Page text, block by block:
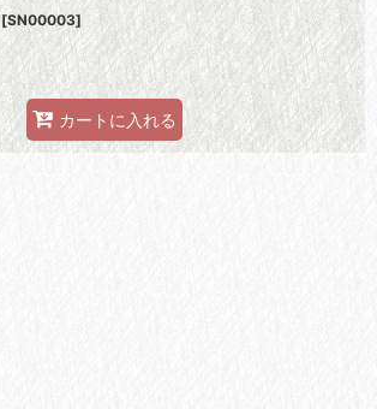
[SN00003]
カートに入れる